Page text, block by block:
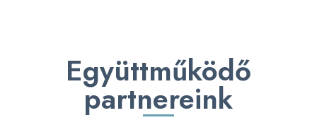
Együttműködő
partnereink